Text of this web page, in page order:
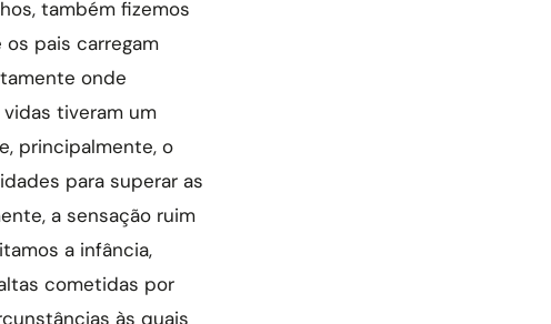
também fizemos
pais carregam
onde
tiveram um
principalmente, o
para superar as
a sensação ruim
a infância,
cometidas por
às quais